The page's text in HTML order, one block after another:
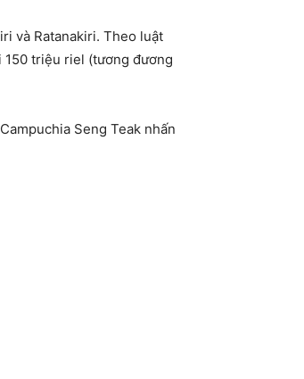
và Ratanakiri. Theo luật
150 triệu riel (tương đương
Seng Teak nhấn